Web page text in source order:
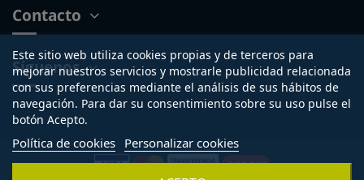
Contacto
Este sitio web utiliza cookies propias y de terceros para
mejorar nuestros servicios y mostrarle publicidad relacionada
con sus preferencias mediante el análisis de sus hábitos de
navegación. Para dar su consentimiento sobre su uso pulse el
botón Acepto.
Política de cookies Personalizar cookies
Síguenos